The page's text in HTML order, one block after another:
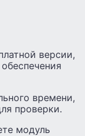
версии,
времени,
проверки.
модуль